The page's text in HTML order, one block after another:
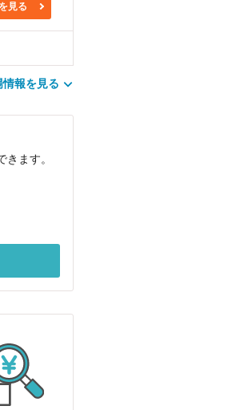
見る
報を見る
ます。